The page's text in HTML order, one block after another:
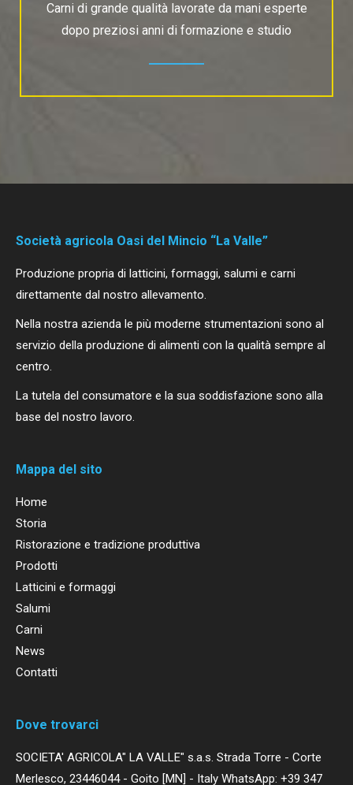
Carni di grande qualità lavorate da mani esperte
dopo preziosi anni di formazione e studio
Società agricola Oasi del Mincio “La Valle”
Produzione propria di latticini, formaggi, salumi e carni
direttamente dal nostro allevamento.
Nella nostra azienda le più moderne strumentazioni sono al
servizio della produzione di alimenti con la qualità sempre al
centro.
La tutela del consumatore e la sua soddisfazione sono alla
base del nostro lavoro.
Mappa del sito
Home
Storia
Ristorazione e tradizione produttiva
Prodotti
Latticini e formaggi
Salumi
Carni
News
Contatti
Dove trovarci
SOCIETA' AGRICOLA" LA VALLE" s.a.s. Strada Torre - Corte
Merlesco, 23446044 - Goito [MN] - Italy WhatsApp: +39 347